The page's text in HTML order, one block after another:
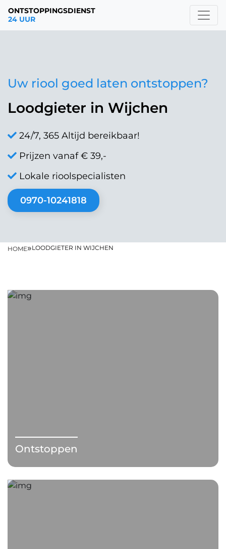
ONTSTOPPINGSDIENST
24 UUR
Uw riool goed laten ontstoppen?
Loodgieter in Wijchen
24/7, 365 Altijd bereikbaar!
Prijzen vanaf € 39,-
Lokale rioolspecialisten
0970-10241818
HOME»LOODGIETER IN WIJCHEN
Ontstoppen